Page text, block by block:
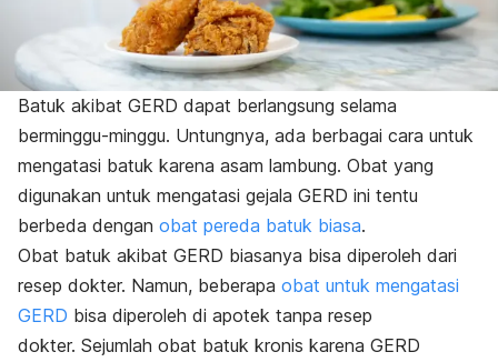
Batuk akibat GERD dapat berlangsung selama
berminggu-minggu. Untungnya, ada berbagai cara untuk
mengatasi batuk karena asam lambung. Obat yang
digunakan untuk mengatasi gejala GERD ini tentu
berbeda dengan obat pereda batuk biasa.
Obat batuk akibat GERD biasanya bisa diperoleh dari
resep dokter. Namun, beberapa obat untuk mengatasi
GERD bisa diperoleh di apotek tanpa resep
dokter. Sejumlah obat batuk kronis karena GERD